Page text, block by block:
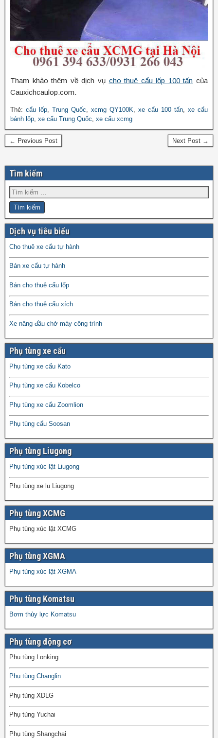
Tham khảo thêm về dịch vụ cho thuê cẩu lốp 100 tấn của
Cauxichcaulop.com.
Thẻ: cẩu lốp Trung Quốc xcmg QY100K xe cẩu 100 tấn
xe cẩu
bánh lốp xe cẩu Trung Quốc xe cẩu xcmg
← Previous Post Next Post →
Tìm kiếm
Dịch vụ tiêu biểu
Cho thuê xe cẩu tự hành
Bán xe cẩu tự hành
Bán cho thuê cẩu lốp
Bán cho thuê cẩu xích
Xe nâng đầu chở máy công trình
Phụ tùng xe cẩu
Phụ tùng xe cẩu Kato
Phụ tùng xe cẩu Kobelco
Phụ tùng xe cẩu Zoomlion
Phụ tùng cẩu Soosan
Phụ tùng Liugong
Phụ tùng xúc lật Liugong
Phụ tùng xe lu Liugong
Phụ tùng XCMG
Phụ tùng xúc lật XCMG
Phụ tùng XGMA
Phụ tùng xúc lật XGMA
Phụ tùng Komatsu
Bơm thủy lực Komatsu
Phụ tùng động cơ
Phụ tùng Lonking
Phụ tùng Changlin
Phụ tùng XDLG
Phụ tùng Yuchai
Phụ tùng Shangchai